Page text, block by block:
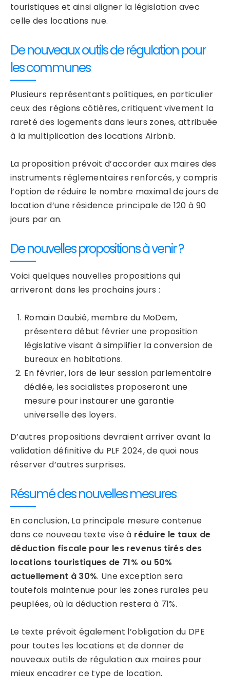
touristiques et ainsi aligner la législation avec
celle des locations nue.
De nouveaux outils de régulation pour
les communes
Plusieurs représentants politiques, en particulier
ceux des régions côtières, critiquent vivement la
rareté des logements dans leurs zones, attribuée
à la multiplication des locations Airbnb.
La proposition prévoit d’accorder aux maires des
instruments réglementaires renforcés, y compris
l’option de réduire le nombre maximal de jours de
location d’une résidence principale de 120 à 90
jours par an.
De nouvelles propositions à venir ?
Voici quelques nouvelles propositions qui
arriveront dans les prochains jours :
Romain Daubié, membre du MoDem,
présentera début février une proposition
législative visant à simplifier la conversion de
bureaux en habitations.
En février, lors de leur session parlementaire
dédiée, les socialistes proposeront une
mesure pour instaurer une garantie
universelle des loyers.
D’autres propositions devraient arriver avant la
validation définitive du PLF 2024, de quoi nous
réserver d’autres surprises.
Résumé des nouvelles mesures
En conclusion, La principale mesure contenue
dans ce nouveau texte vise à réduire le taux de
déduction fiscale pour les revenus tirés des
locations touristiques de 71% ou 50%
actuellement à 30%. Une exception sera
toutefois maintenue pour les zones rurales peu
peuplées, où la déduction restera à 71%.
Le texte prévoit également l’obligation du DPE
pour toutes les locations et de donner de
nouveaux outils de régulation aux maires pour
mieux encadrer ce type de location.